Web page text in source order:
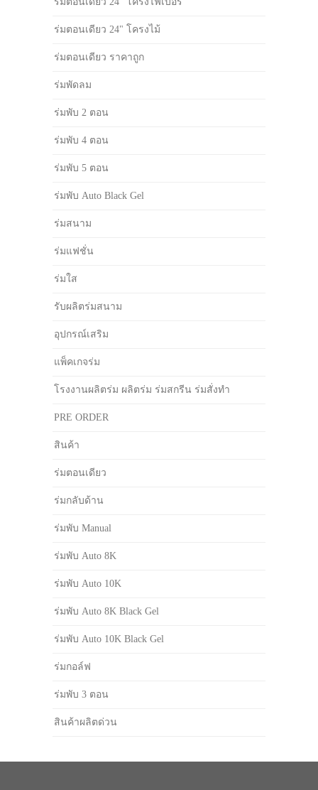
ร่มตอนเดียว 24" โครงไม้
ร่มตอนเดียว ราคาถูก
ร่มพัดลม
ร่มพับ 2 ตอน
ร่มพับ 4 ตอน
ร่มพับ 5 ตอน
ร่มพับ Auto Black Gel
ร่มสนาม
ร่มแฟชั่น
ร่มใส
รับผลิตร่มสนาม
อุปกรณ์เสริม
แพ็คเกจร่ม
โรงงานผลิตร่ม ผลิตร่ม ร่มสกรีน ร่มสั่งทำ
PRE ORDER
สินค้า
ร่มตอนเดียว
ร่มกลับด้าน
ร่มพับ Manual
ร่มพับ Auto 8K
ร่มพับ Auto 10K
ร่มพับ Auto 8K Black Gel
ร่มพับ Auto 10K Black Gel
ร่มกอล์ฟ
ร่มพับ 3 ตอน
สินค้าผลิตด่วน